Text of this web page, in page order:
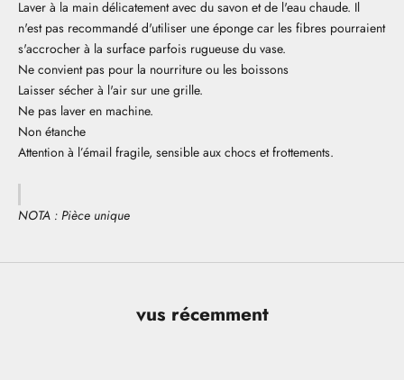
Laver à la main délicatement avec du savon et de l'eau chaude. Il
n'est pas recommandé d'utiliser une éponge car les fibres pourraient
s'accrocher à la surface parfois rugueuse du vase.
Ne convient pas pour la nourriture ou les boissons
Laisser sécher à l'air sur une grille.
Ne pas laver en machine.
Non étanche
Attention à l’émail fragile, sensible aux chocs et frottements.
NOTA : Pièce unique
vus récemment